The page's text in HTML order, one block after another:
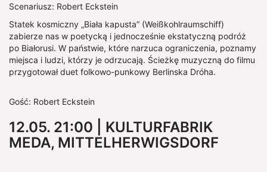
Scenariusz: Robert Eckstein
Statek kosmiczny „Biała kapusta” (Weißkohlraumschiff)
zabierze nas w poetycką i jednocześnie ekstatyczną podróż
po Białorusi. W państwie, które narzuca ograniczenia, poznamy
miejsca i ludzi, którzy je odrzucają. Ścieżkę muzyczną do filmu
przygotował duet folkowo-punkowy Berlinska Dróha.
Gość: Robert Eckstein
12.05. 21:00 | KULTURFABRIK
MEDA, MITTELHERWIGSDORF